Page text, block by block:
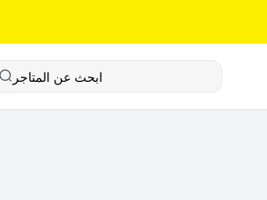
ابحث عن المتاجر